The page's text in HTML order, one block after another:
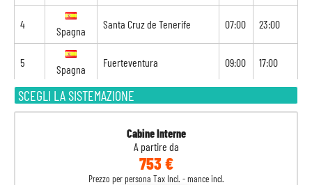
SCEGLI LA SISTEMAZIONE
Cabine Interne
A partire da
753 €
Prezzo per persona Tax Incl. - mance incl.
4
Spagna
Santa Cruz de Tenerife 07:00 23:00
5
Spagna
Fuerteventura 09:00 17:00
6
Portogallo
Funchal 10:00 20:00
Navigazione